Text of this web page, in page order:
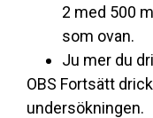
2 med 500
som ovan.
Ju mer du
OBS Fortsätt
undersökningen.